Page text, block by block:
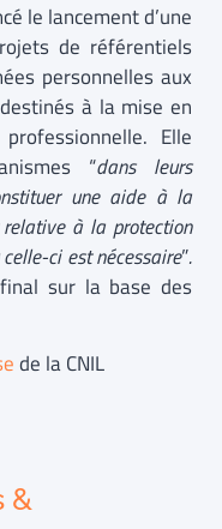
le lancement d’une
de référentiels
personnelles aux
à la mise en
Elle
“dans leurs
une aide à la
relative à la protection
ci est nécessaire”.
sur la base des
de la CNIL
&